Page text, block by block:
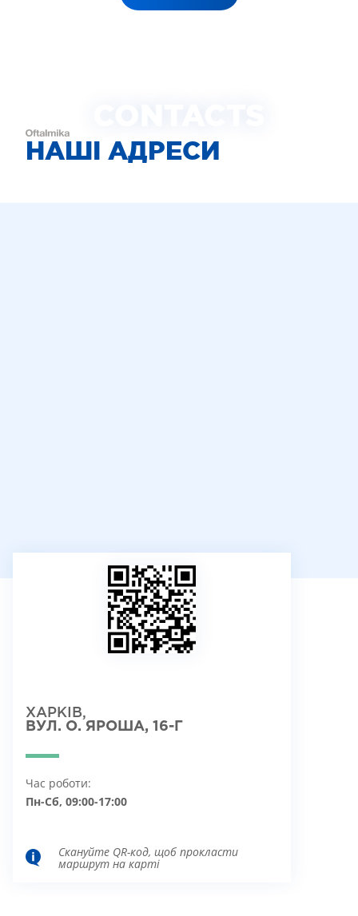
НАШІ АДРЕСИ
ХАРКІВ,
ВУЛ. О. ЯРОША, 16-Г
Час роботи:
Пн-Сб, 09:00-17:00
Скануйте QR-код, щоб прокласти
маршрут на карті